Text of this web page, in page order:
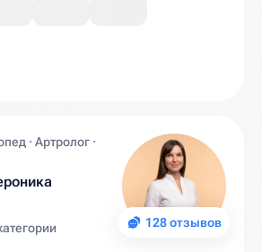
128 отзывов
· Артролог ·